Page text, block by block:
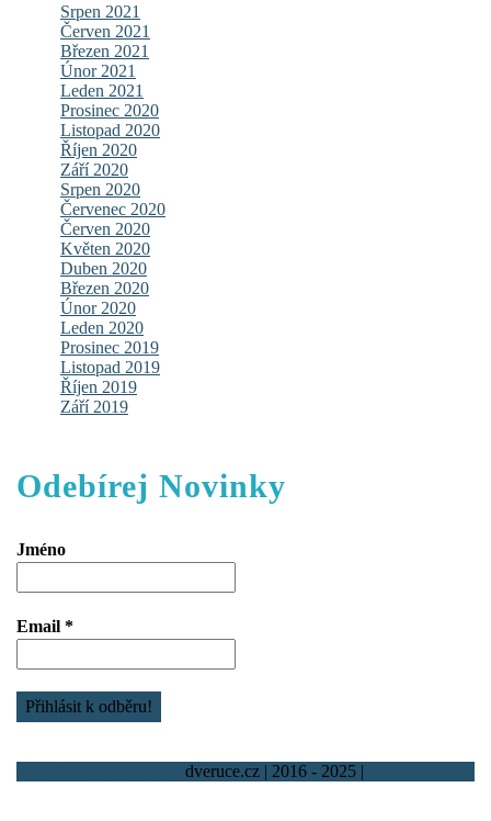
Srpen 2021
Červen 2021
Březen 2021
Únor 2021
Leden 2021
Prosinec 2020
Listopad 2020
Říjen 2020
Září 2020
Srpen 2020
Červenec 2020
Červen 2020
Květen 2020
Duben 2020
Březen 2020
Únor 2020
Leden 2020
Prosinec 2019
Listopad 2019
Říjen 2019
Září 2019
Odebírej Novinky
Jméno
Email *
dveruce.cz | 2016 - 2025 |